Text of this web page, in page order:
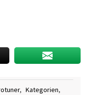
, Kategorien,